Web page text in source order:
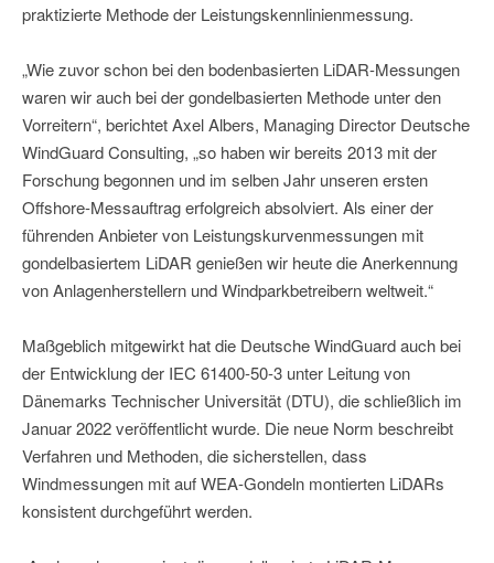
praktizierte Methode der Leistungskennlinienmessung.
„Wie zuvor schon bei den bodenbasierten LiDAR-Messungen
waren wir auch bei der gondelbasierten Methode unter den
Vorreitern“, berichtet Axel Albers, Managing Director Deutsche
WindGuard Consulting, „so haben wir bereits 2013 mit der
Forschung begonnen und im selben Jahr unseren ersten
Offshore-Messauftrag erfolgreich absolviert. Als einer der
führenden Anbieter von Leistungskurvenmessungen mit
gondelbasiertem LiDAR genießen wir heute die Anerkennung
von Anlagenherstellern und Windparkbetreibern weltweit.“
Maßgeblich mitgewirkt hat die Deutsche WindGuard auch bei
der Entwicklung der IEC 61400-50-3 unter Leitung von
Dänemarks Technischer Universität (DTU), die schließlich im
Januar 2022 veröffentlicht wurde. Die neue Norm beschreibt
Verfahren und Methoden, die sicherstellen, dass
Windmessungen mit auf WEA-Gondeln montierten LiDARs
konsistent durchgeführt werden.